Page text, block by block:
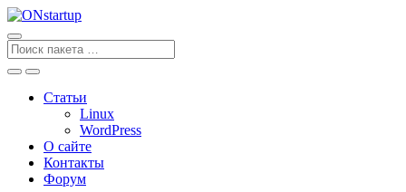
Перейти
к
содержанию
Поиск
для
Статьи
Linux
WordPress
О сайте
Контакты
Форум